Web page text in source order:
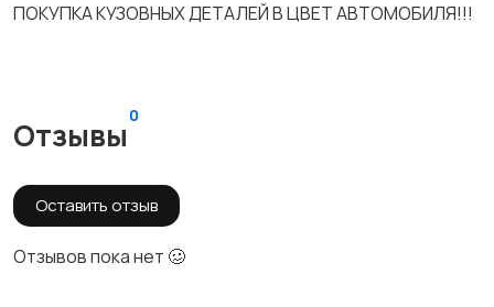
ПОКУПКА КУЗОВНЫХ ДЕТАЛЕЙ В ЦВЕТ АВТОМОБИЛЯ!!!
Отзывы
0
Оставить отзыв
Отзывов пока нет 🥴